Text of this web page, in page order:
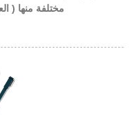
مختلفة منها (